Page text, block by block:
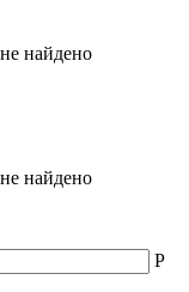
найдено
найдено
Р